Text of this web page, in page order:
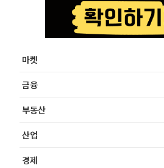
마켓
금융
부동산
산업
경제